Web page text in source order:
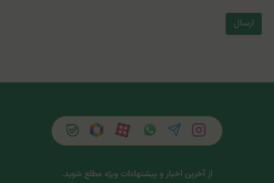
ارسال
از آخرین اخبار و پیشنهادات ویژه مطلع شوید.